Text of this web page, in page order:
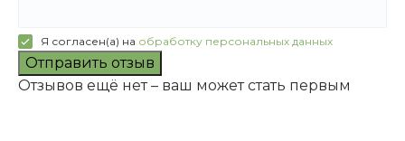
Я согласен(а) на обработку персональных данных
Отправить отзыв
Отзывов ещё нет – ваш может стать первым